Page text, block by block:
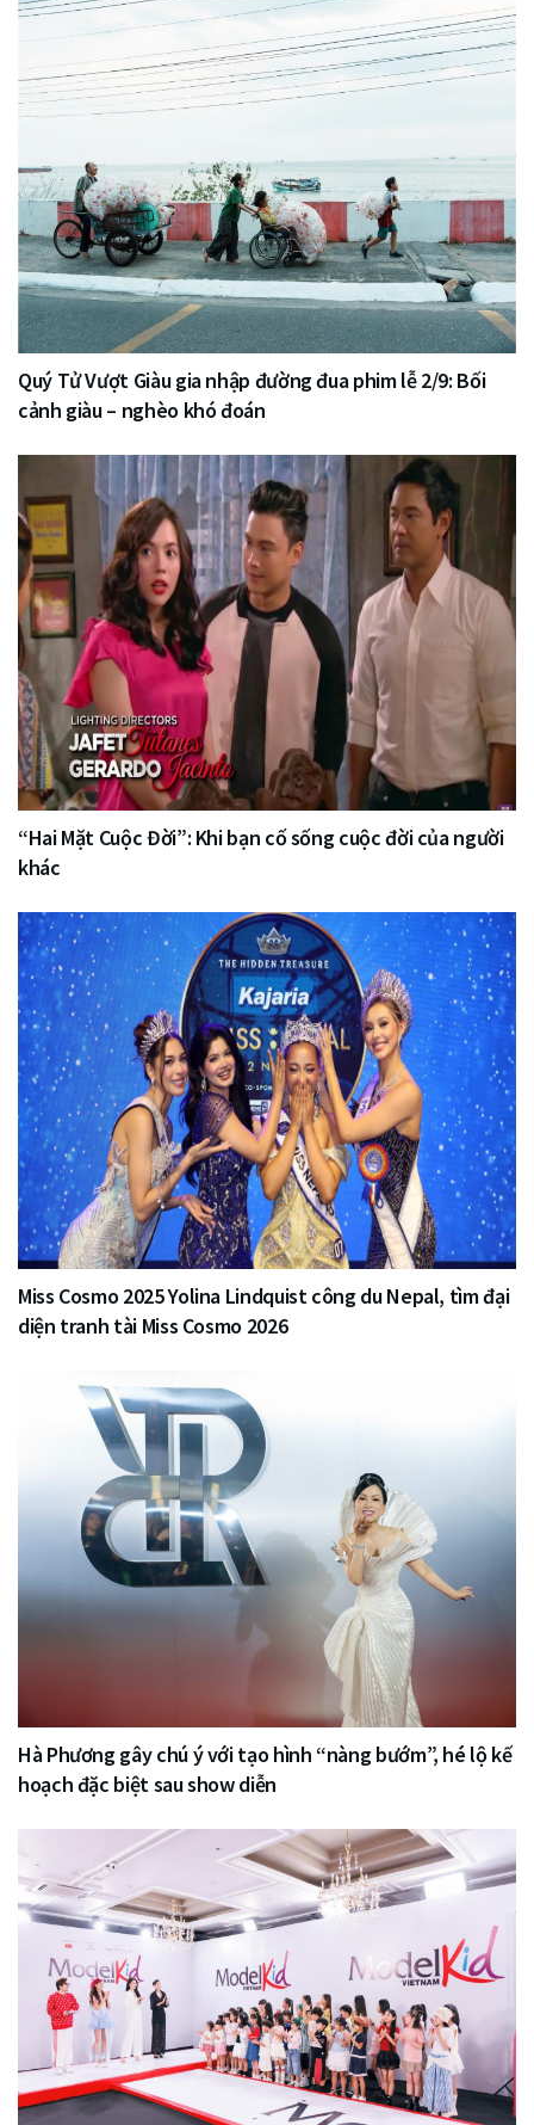
Quý Tử Vượt Giàu gia nhập đường đua phim lễ 2/9: Bối
cảnh giàu – nghèo khó đoán
“Hai Mặt Cuộc Đời”: Khi bạn cố sống cuộc đời của người
khác
Miss Cosmo 2025 Yolina Lindquist công du Nepal, tìm đại
diện tranh tài Miss Cosmo 2026
Hà Phương gây chú ý với tạo hình “nàng bướm”, hé lộ kế
hoạch đặc biệt sau show diễn